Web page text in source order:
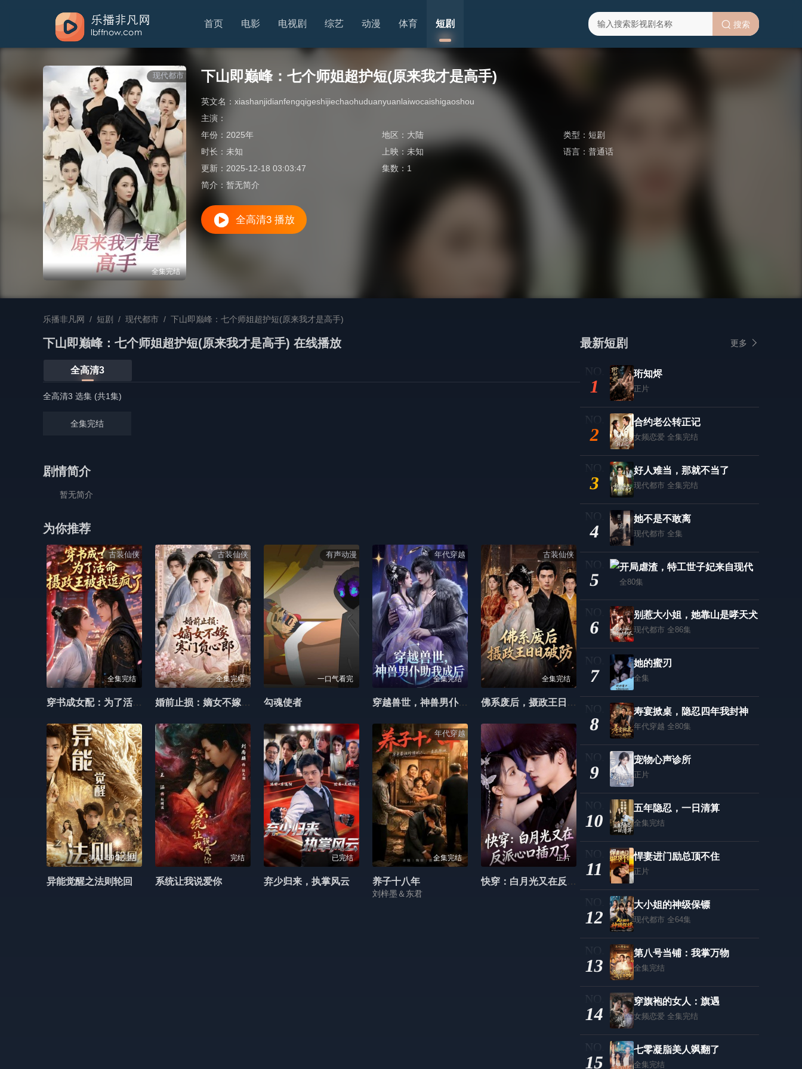
首页 电影 电视剧 综艺 动漫 体育 短剧 搜索
现代都市
全集完结
下山即巅峰：七个师姐超护短(原来我才是高手)
英文名： xiashanjidianfengqigeshijiechaohuduanyuanlaiwocaishigaoshou
主演：
年份： 2025年 地区： 大陆 类型： 短剧
时长： 未知 上映：未知 语言： 普通话
更新： 2025-12-18 03:03:47 集数： 1
简介： 暂无简介
全高清3 播放
乐播非凡网 / 短剧 / 现代都市 / 下山即巅峰：七个师姐超护短(原来我才是高手)
下山即巅峰：七个师姐超护短(原来我才是高手) 在线播放
全高清3
全高清3 选集 (共1集)
全集完结
剧情简介
暂无简介
为你推荐
古装仙侠
全集完结
穿书成女配：为了活命，摄政王被我逗疯了
古装仙侠
全集完结
婚前止损：嫡女不嫁寒门负心郎
有声动漫
一口气看完
勾魂使者
年代穿越
全集完结
穿越兽世，神兽男仆助我成后
古装仙侠
全集完结
佛系废后，摄政王日日破防
第41-59集完结
异能觉醒之法则轮回
完结
系统让我说爱你
已完结
弃少归来，执掌风云
年代穿越
全集完结
养子十八年
刘梓墨＆东君
正片
快穿：白月光又在反派心口插刀了.
最新短剧 更多
1
珩知烬
正片
2
合约老公转正记
女频恋爱 全集完结
3
好人难当，那就不当了
现代都市 全集完结
4
她不是不敢离
现代都市 全集
5
开局虐渣，特工世子妃来自现代
全80集
6
别惹大小姐，她靠山是哮天犬
现代都市 全86集
7
她的蜜刃
全集
8
寿宴掀桌，隐忍四年我封神
年代穿越 全80集
9
宠物心声诊所
正片
10
五年隐忍，一日清算
全集完结
11
悍妻进门励总顶不住
正片
12
大小姐的神级保镖
现代都市 全64集
13
第八号当铺：我掌万物
全集完结
14
穿旗袍的女人：旗遇
女频恋爱 全集完结
15
七零凝脂美人飒翻了
全集完结